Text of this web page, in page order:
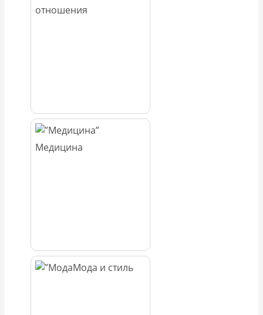
отношения
Медицина
Мода и стиль